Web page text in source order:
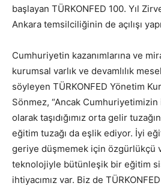
başlayan TÜRKONFED 100. Yıl
Ankara temsilciliğinin de açılışı
Cumhuriyetin kazanımlarına ve
kurumsal varlık ve devamlılık
söyleyen TÜRKONFED Yönetim
Sönmez, “Ancak Cumhuriyetimizin
olarak taşıdığımız orta gelir
eğitim tuzağı da eşlik ediyor. İyi
geriye düşmemek için özgürlükçü
teknolojiyle bütünleşik bir eğitim
ihtiyacımız var. Biz de